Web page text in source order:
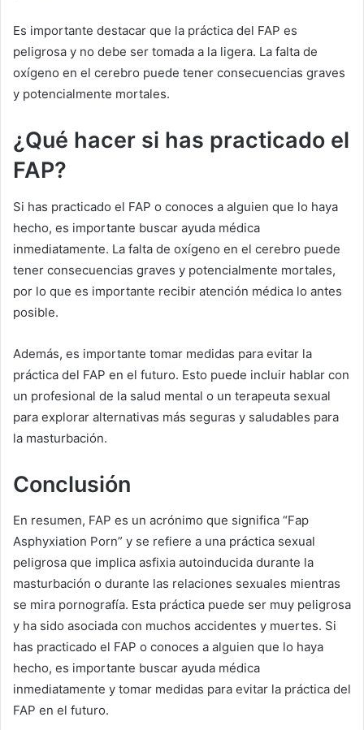
Es importante destacar que la práctica del FAP es
peligrosa y no debe ser tomada a la ligera. La falta de
oxígeno en el cerebro puede tener consecuencias graves
y potencialmente mortales.
¿Qué hacer si has practicado el
FAP?
Si has practicado el FAP o conoces a alguien que lo haya
hecho, es importante buscar ayuda médica
inmediatamente. La falta de oxígeno en el cerebro puede
tener consecuencias graves y potencialmente mortales,
por lo que es importante recibir atención médica lo antes
posible.
Además, es importante tomar medidas para evitar la
práctica del FAP en el futuro. Esto puede incluir hablar con
un profesional de la salud mental o un terapeuta sexual
para explorar alternativas más seguras y saludables para
la masturbación.
Conclusión
En resumen, FAP es un acrónimo que significa “Fap
Asphyxiation Porn” y se refiere a una práctica sexual
peligrosa que implica asfixia autoinducida durante la
masturbación o durante las relaciones sexuales mientras
se mira pornografía. Esta práctica puede ser muy peligrosa
y ha sido asociada con muchos accidentes y muertes. Si
has practicado el FAP o conoces a alguien que lo haya
hecho, es importante buscar ayuda médica
inmediatamente y tomar medidas para evitar la práctica del
FAP en el futuro.